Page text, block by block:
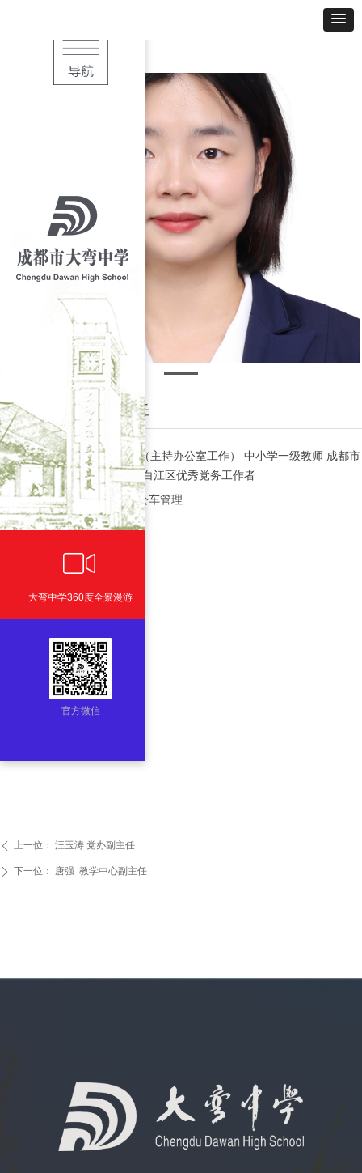
ꀕ
大弯中学360度全景漫游
官方微信
ꄴ 上一位： 汪玉涛 党办副主任
ꄲ 下一位： 唐强 教学中心副主任
中共党员行政办公室副主任（主持办公室工作） 中小学一级教师 成都市
骨干教师 成都市教坛新秀 青白江区优秀党务工作者
主管：党建宣传 内务 会务 公车管理
唐微 行政办公室副主任